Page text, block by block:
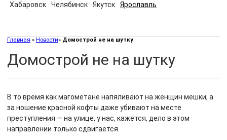
Хабаровск
Челябинск Якутск Ярославль
Главная » Новости» Домострой не на шутку
Домострой не на шутку
В то время как магометане напяливают на женщин мешки, а
за ношение красной кофты даже убивают на месте
преступления — на улице, у нас, кажется, дело в этом
направлении только сдвигается.